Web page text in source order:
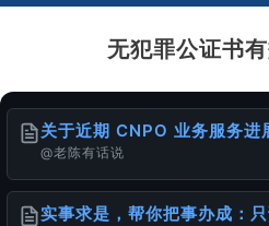
无犯罪公证书
关于近期 CNPO 业务服务进
@老陈有话说
实事求是，帮你把事办成：